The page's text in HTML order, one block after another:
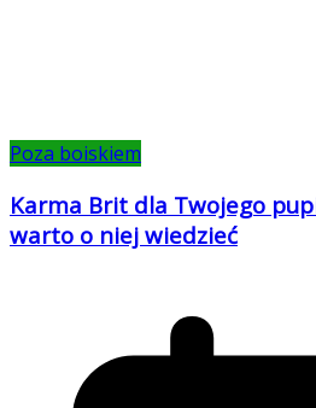
Poza boiskiem
Karma Brit dla Twojego
warto o niej wiedzieć